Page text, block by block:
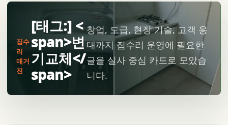
집수
리
매거
진
[태그:] <
span>변
기교체</
span>
창업, 도급, 현장 기술, 고객 응
대까지 집수리 운영에 필요한
글을 실사 중심 카드로 모았습
니다.